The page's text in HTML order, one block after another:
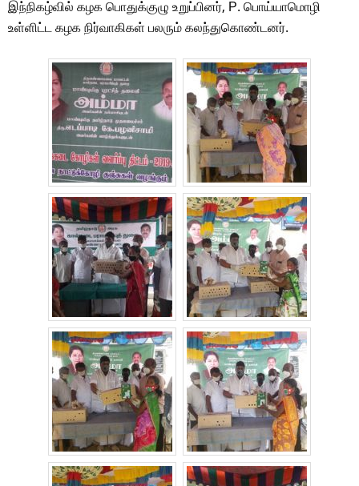
இந்நிகழ்வில் கழக பொதுக்குழு உறுப்பினர், P. பொய்யாமொழி
உள்ளிட்ட கழக நிர்வாகிகள் பலரும் கலந்துகொண்டனர்.